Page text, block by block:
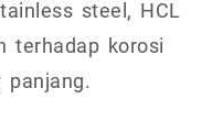
steel, HCL
terhadap korosi
panjang.